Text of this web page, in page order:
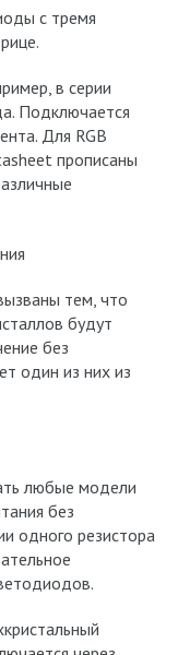
с тремя
в серии
Подключается
Для RGB
прописаны
тем, что
будут
без
один из них из
любые модели
без
одного резистора